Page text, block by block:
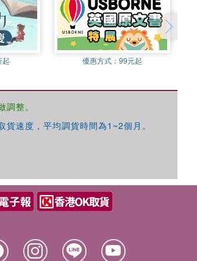
起 優惠方式：99元起
整。
速度，平均調貨時間為1~2個月。